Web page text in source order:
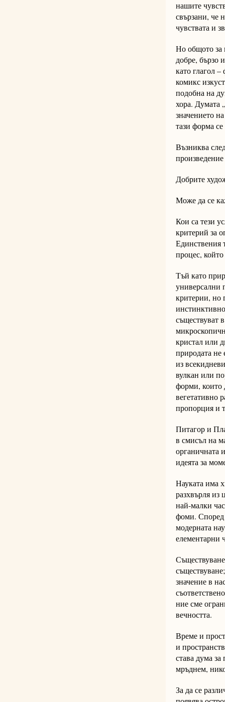
нашите
свързани, че
чувствата и
Но общото за
добре, бързо
като глагол
комикс
подобна на
хора. Думата
значението
тази форма
Възниква
Добрите
Може да се
Кои са тези
критерий за
Единствения
процес,
Тъй като
универсални
критерии, но
съществуват
кристал или
природата не
из
вулкан или
форми, които
вегетативно
пропорция и
Питагор и
в смисъл на
органичната
идеята за
Науката има
разхвърля из
най-малки
фоми. Според
модерната
елементарни
значение в
ние сме
вечността.
Време и
и
става дума
мръднем,
За да се